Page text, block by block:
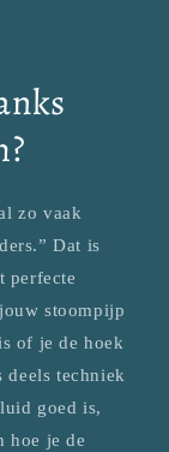
zo vaak
Dat is
perfecte
stoompijp
of je de hoek
techniek
goed is,
hoe je de